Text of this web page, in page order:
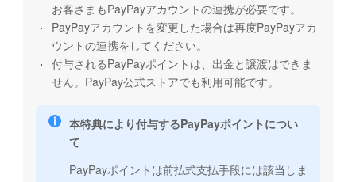
お客さまもPayPayアカウントの連携が必要です。
PayPayアカウントを変更した場合は再度PayPayアカ
ウントの連携をしてください。
付与されるPayPayポイントは、出金と譲渡はできま
せん。PayPay公式ストアでも利用可能です。
本特典により付与するPayPayポイントについ
て
PayPayポイントは前払式支払手段には該当しま